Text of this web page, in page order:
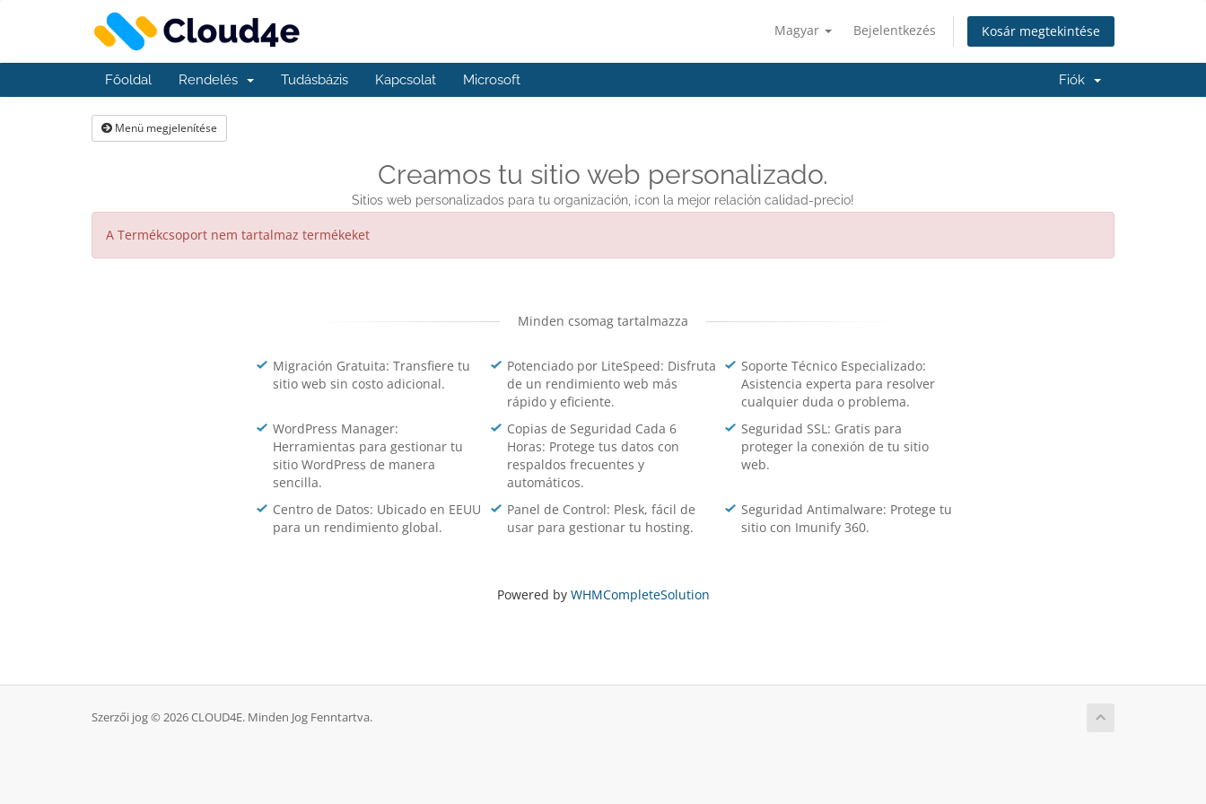
Magyar Bejelentkezés Kosár megtekintése
Főoldal Rendelés Tudásbázis Kapcsolat Microsoft Fiók
Menü megjelenítése
Creamos tu sitio web personalizado.
Sitios web personalizados para tu organización, ¡con la mejor relación calidad-precio!
A Termékcsoport nem tartalmaz termékeket
Minden csomag tartalmazza
Migración Gratuita: Transfiere tu
sitio web sin costo adicional.
Potenciado por LiteSpeed: Disfruta
de un rendimiento web más
rápido y eficiente.
Soporte Técnico Especializado:
Asistencia experta para resolver
cualquier duda o problema.
WordPress Manager:
Herramientas para gestionar tu
sitio WordPress de manera
sencilla.
Copias de Seguridad Cada 6
Horas: Protege tus datos con
respaldos frecuentes y
automáticos.
Seguridad SSL: Gratis para
proteger la conexión de tu sitio
web.
Centro de Datos: Ubicado en EEUU
para un rendimiento global.
Panel de Control: Plesk, fácil de
usar para gestionar tu hosting.
Seguridad Antimalware: Protege tu
sitio con Imunify 360.
Powered by WHMCompleteSolution
Szerzői jog © 2026 CLOUD4E. Minden Jog Fenntartva.